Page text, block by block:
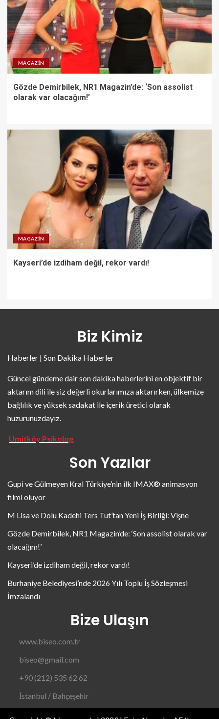
MAGAZIN
Gözde Demirbilek, NR1 Magazin’de: ‘Son assolist
olarak var olacağım!’
MAGAZIN
Kayseri’de izdiham değil, rekor vardı!
Biz Kimiz
Haberler | Son Dakika Haberler
Güncel gündeme dair son dakika haberlerini en objektif bir
aktarım dili ile siz değerli okurlarımıza aktarırken, ülkemize
bağlılık ve yüksek sadakat ile içerik üretici olarak
huzurunuzdayız.
Ümitköy Psikolog
Son Yazılar
Gupi ve Gülmeyen Kral Türkiye’nin ilk IMAX® animasyon
filmi oluyor
M Lisa ve Dolu Kadehi Ters Tut’tan Yeni İş Birliği: Vişne
Gözde Demirbilek, NR1 Magazin’de: ‘Son assolist olarak var
olacağım!’
Kayseri’de izdiham değil, rekor vardı!
Burhaniye Belediyesi’nde 2026 Yılı Toplu İş Sözleşmesi
İmzalandı
Bize Ulaşın
www.biseo.com.tr
biseo@gmail.com
+90 (212) 535 62 62
İstanbul / Bahçeşehir